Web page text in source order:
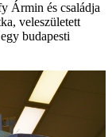
Ármin és családja
veleszületett
budapesti